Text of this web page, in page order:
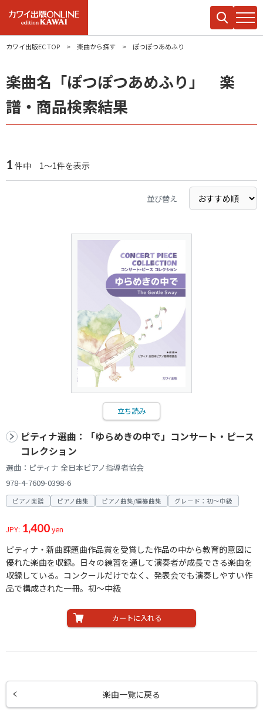
カワイ出版EC TOP 楽曲から探す ぽつぽつあめふり
楽曲名「ぽつぽつあめふり」 楽
譜・商品検索結果
1 件中 1～1件を表示
並び替え
立ち読み
ピティナ選曲：「ゆらめきの中で」コンサート・ピース
コレクション
選曲：ピティナ 全日本ピアノ指導者協会
978-4-7609-0398-6
ピアノ楽譜 ピアノ曲集 ピアノ曲集/編纂曲集 グレード：初～中級
JPY: 1,400yen
ピティナ・新曲課題曲作品賞を受賞した作品の中から教育的意図に
優れた楽曲を収録。日々の練習を通して演奏者が成長できる楽曲を
収録している。コンクールだけでなく、発表会でも演奏しやすい作
品で構成された一冊。初～中級
カートに入れる
楽曲一覧に戻る